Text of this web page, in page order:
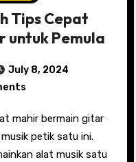
Tips Cepat
untuk Pemula
July 8, 2024
petik satu ini.
alat musik satu